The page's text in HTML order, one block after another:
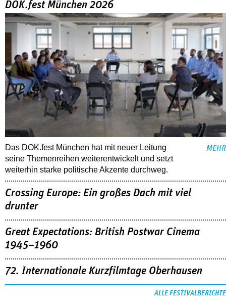
DOK.fest München 2026
Das DOK.fest München hat mit neuer Leitung
seine Themenreihen weiterentwickelt und setzt
weiterhin starke politische Akzente durchweg.
MEHR
Crossing Europe: Ein großes Dach mit viel
drunter
Great Expectations: British Postwar Cinema
1945–1960
72. Internationale Kurzfilmtage Oberhausen
ALLE FESTIVALBERICHTE